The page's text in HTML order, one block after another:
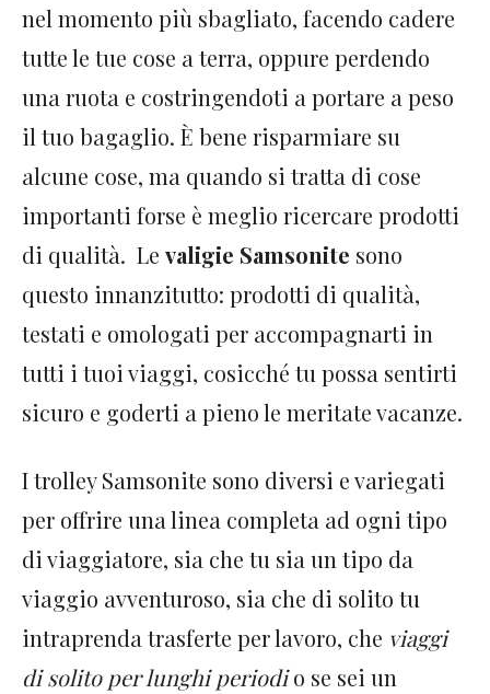
nel momento più sbagliato, facendo cadere
tutte le tue cose a terra, oppure perdendo
una ruota e costringendoti a portare a peso
il tuo bagaglio. È bene risparmiare su
alcune cose, ma quando si tratta di cose
importanti forse è meglio ricercare prodotti
di qualità. Le valigie Samsonite sono
questo innanzitutto: prodotti di qualità,
testati e omologati per accompagnarti in
tutti i tuoi viaggi, cosicché tu possa sentirti
sicuro e goderti a pieno le meritate vacanze.
I trolley Samsonite sono diversi e variegati
per offrire una linea completa ad ogni tipo
di viaggiatore, sia che tu sia un tipo da
viaggio avventuroso, sia che di solito tu
intraprenda trasferte per lavoro, che viaggi
di solito per lunghi periodio se sei un